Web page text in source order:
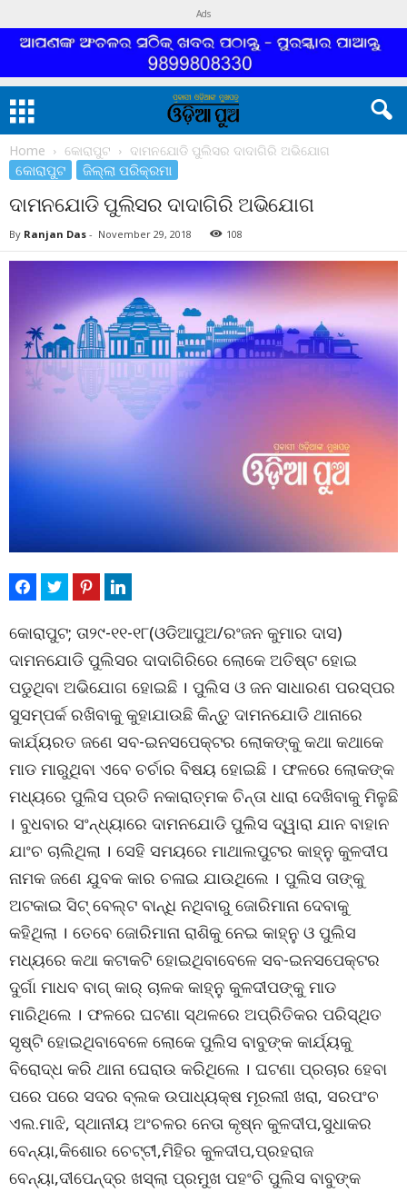
Ads
Home କୋରାପୁଟ ଦାମନଯୋଡି ପୁଲିସର ଦାଦାଗିରି ଅଭିଯୋଗ
କୋରାପୁଟ ଜିଲ୍ଲା ପରିକ୍ରମା
ଦାମନଯୋଡି ପୁଲିସର ଦାଦାଗିରି ଅଭିଯୋଗ
By Ranjan Das - November 29, 2018 108
କୋରାପୁଟ; ତା୨୯-୧୧-୧୮(ଓଡିଆପୁଅ/ରଂଜନ କୁମାର ଦାସ)
ଦାମନଯୋଡି ପୁଲିସର ଦାଦାଗିରିରେ ଲୋକେ ଅତିଷ୍ଟ ହୋଇ
ପଡୁଥିବା ଅଭିଯୋଗ ହୋଇଛି । ପୁଲିସ ଓ ଜନ ସାଧାରଣ ପରସ୍ପର
ସୁସମ୍ପର୍କ ରଖିବାକୁ କୁହାଯାଉଛି କିନ୍ତୁ ଦାମନଯୋଡି ଥାନାରେ
କାର୍ଯ୍ୟରତ ଜଣେ ସବ-ଇନସପେକ୍ଟର ଲୋକଙ୍କୁ କଥା କଥାକେ
ମାଡ ମାରୁଥିବା ଏବେ ଚର୍ଚାର ବିଷୟ ହୋଇଛି । ଫଳରେ ଲୋକଙ୍କ
ମଧ୍ୟରେ ପୁଲିସ ପ୍ରତି ନକାରାତ୍ମକ ଚିନ୍ତା ଧାରା ଦେଖିବାକୁ ମିଳୁଛି
। ବୁଧବାର ସଂନ୍ଧ୍ୟାରେ ଦାମନଯୋଡି ପୁଲିସ ଦ୍ୱାରା ଯାନ ବାହାନ
ଯାଂଚ ଚାଲିଥିଲା । ସେହି ସମୟରେ ମାଥାଲପୁଟର କାହ୍ନୁ କୁଳଦୀପ
ନାମକ ଜଣେ ଯୁବକ କାର ଚଳାଇ ଯାଉଥିଲେ । ପୁଲିସ ତାଙ୍କୁ
ଅଟକାଇ ସିଟ୍ ବେଲ୍ଟ ବାନ୍ଧି ନଥିବାରୁ ଜୋରିମାନା ଦେବାକୁ
କହିଥିଲା । ତେବେ ଜୋରିମାନା ରାଶିକୁ ନେଇ କାହ୍ନୁ ଓ ପୁଲିସ
ମଧ୍ୟରେ କଥା କଟାକଟି ହୋଇଥିବାବେଳେ ସବ-ଇନସପେକ୍ଟର
ଦୁର୍ଗା ମାଧବ ବାଗ୍ କାର୍ ଚାଳକ କାହ୍ନୁ କୁଳଦୀପଙ୍କୁ ମାଡ
ମାରିଥିଲେ । ଫଳରେ ଘଟଣା ସ୍ଥଳରେ ଅପ୍ରିତିକର ପରିସ୍ଥିତ
ସୃଷ୍ଟି ହୋଇଥିବାବେଳେ ଲୋକେ ପୁଲିସ ବାବୁଙ୍କ କାର୍ଯ୍ୟକୁ
ବିରୋଦ୍ଧ କରି ଥାନା ଘେରାଉ କରିଥିଲେ । ଘଟଣା ପ୍ରଚାର ହେବା
ପରେ ପରେ ସଦର ବ୍ଲକ ଉପାଧ୍ୟକ୍ଷ ମୂରଲୀ ଖରା, ସରପଂଚ
ଏଲ.ମାଝି, ସ୍ଥାନୀୟ ଅଂଚଳର ନେତା କୃଷ୍ନ କୁଳଦୀପ,ସୁଧାକର
ବେନ୍ୟା,କିଶୋର ଚେଟ୍ଟୀ,ମିହିର କୁଳଦୀପ,ପ୍ରହରାଜ
ବେନ୍ୟା,ଦୀପେନ୍ଦ୍ର ଖସ୍ଲା ପ୍ରମୁଖ ପହଂଚି ପୁଲିସ ବାବୁଙ୍କ